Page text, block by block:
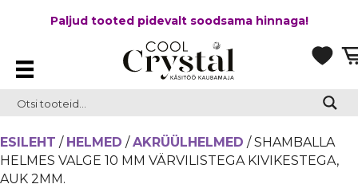
Paljud tooted pidevalt soodsama hinnaga!
ESILEHT / HELMED / AKRÜÜLHELMED / SHAMBALLA
HELMES VALGE 10 MM VÄRVILISTEGA KIVIKESTEGA,
AUK 2MM.